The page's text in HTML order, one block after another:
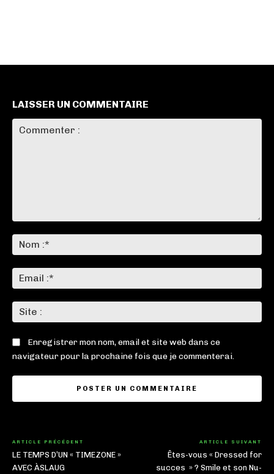
LAISSER UN COMMENTAIRE
:*
:*
:
Enregistrer mon nom, email et site web dans ce
navigateur pour la prochaine fois que je commenterai.
ARTICLE PRÉCÉDENT
LE TEMPS D’UN « TIMEZONE »
AVEC ÀSLAUG
ARTICLE SUIVANT
Êtes-vous « Dressed for
succes » ? Smile et son Nu-